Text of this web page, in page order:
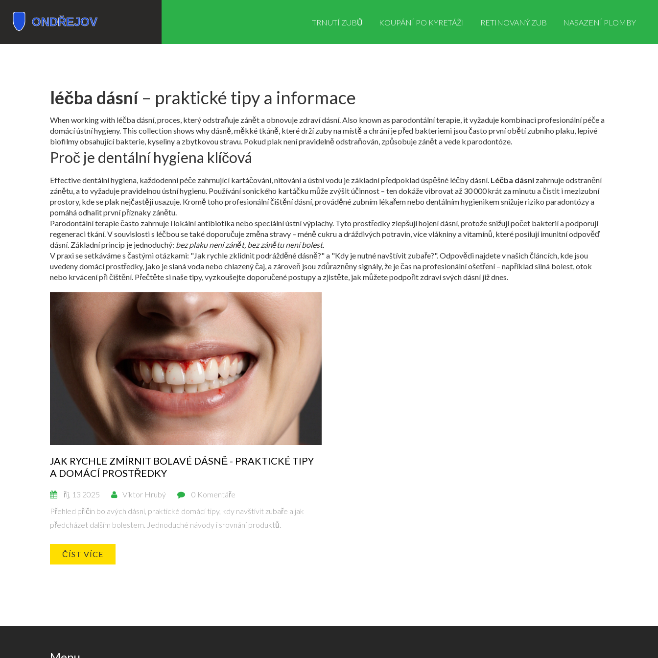
TRNUTÍ ZUBŮ KOUPÁNÍ PO KYRETÁŽI RETINOVANÝ ZUB NASAZENÍ PLOMBY
léčba dásní– praktické tipy a informace
When working with léčba dásní,proces, který odstraňuje zánět a obnovuje zdraví dásní. Also known as parodontální terapie, itvyžaduje kombinaci profesionální péče a
domácí ústní hygieny. This collection shows whydásně,měkké tkáně, které drží zuby na místě a chrání je před bakteriemi jsou často první obětízubního plaku, lepivé
biofilmy obsahující bakterie, kyseliny a zbytkovou stravu. Pokud plak není pravidelně odstraňován, způsobuje zánět a vede k parodontóze.
Proč je dentální hygiena klíčová
Effectivedentální hygiena, každodenní péče zahrnující kartáčování, nitování a ústní vodu je základní předpoklad úspěšné léčby dásní. Léčba dásnízahrnuje odstranění
zánětu, a to vyžaduje pravidelnou ústní hygienu. Používání sonického kartáčku může zvýšit účinnost – ten dokáže vibrovat až 30 000 krát za minutu a čistit i mezizubní
prostory, kde se plak nejčastěji usazuje. Kromě toho profesionální čištění dásní,prováděné zubním lékařem nebo dentálním hygienikemsnižuje riziko paradontózy a
pomáhá odhalit první příznaky zánětu.
Parodontální terapie často zahrnuje i lokální antibiotika nebo speciální ústní výplachy. Tyto prostředky zlepšují hojení dásní,protože snižují počet bakterií a podporují
regeneraci tkání. V souvislosti s léčbou se také doporučuje změna stravy – méně cukru a dráždivých potravin, více vlákniny a vitamínů, které posilují imunitní odpověď
dásní. Základní princip je jednoduchý: bez plaku není zánět, bez zánětu není bolest.
V praxi se setkáváme s častými otázkami: "Jak rychle zklidnit podrážděné dásně?" a "Kdy je nutné navštívit zubaře?". Odpovědi najdete v našich článcích, kde jsou
uvedeny domácí prostředky, jako je slaná voda nebo chlazený čaj, a zároveň jsou zdůrazněny signály, že je čas na profesionální ošetření – například silná bolest, otok
nebo krvácení při čištění. Přečtěte si naše tipy, vyzkoušejte doporučené postupy a zjistěte, jak můžete podpořit zdraví svých dásní již dnes.
JAK RYCHLE ZMÍRNIT BOLAVÉ DÁSNĚ - PRAKTICKÉ TIPY
A DOMÁCÍ PROSTŘEDKY
říj, 13 2025 Viktor Hrubý
0 Komentáře
Přehled příčin bolavých dásní, praktické domácí tipy, kdy navštívit zubaře a jak
předcházet dalším bolestem. Jednoduché návody i srovnání produktů.
ČÍST VÍCE